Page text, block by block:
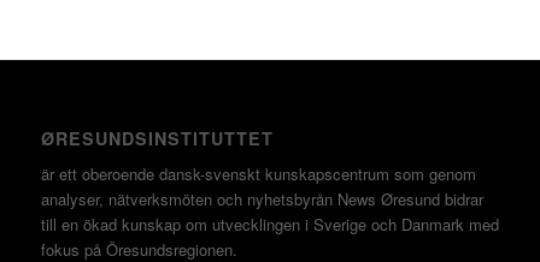
ØRESUNDSINSTITUTTET
är ett oberoende dansk-svenskt kunskapscentrum som genom
analyser, nätverksmöten och nyhetsbyrån News Øresund bidrar
till en ökad kunskap om utvecklingen i Sverige och Danmark med
fokus på Öresundsregionen.